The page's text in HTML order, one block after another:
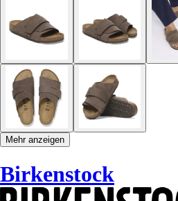
Mehr anzeigen
Birkenstock